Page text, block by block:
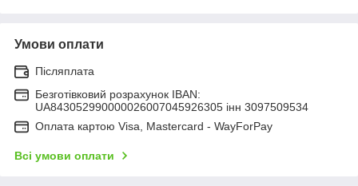
Умови оплати
Післяплата
Безготівковий розрахунок IBAN:
UA843052990000026007045926305 інн 3097509534
Оплата картою Visa, Mastercard - WayForPay
Всі умови оплати